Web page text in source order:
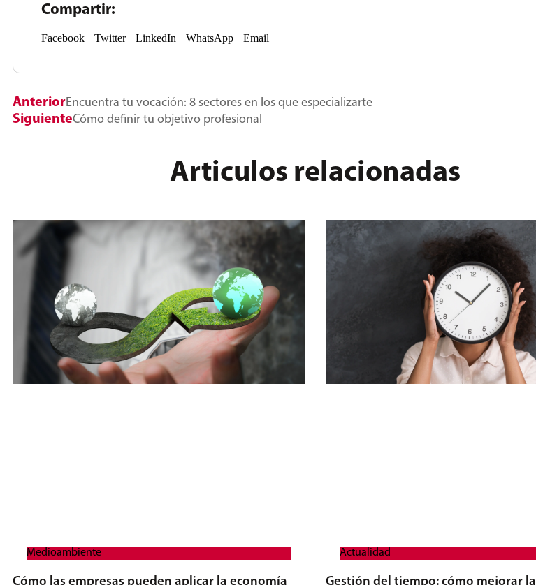
Compartir:
Facebook Twitter LinkedIn WhatsApp Email
AnteriorEncuentra tu vocación: 8 sectores en los que especializarte
SiguienteCómo definir tu objetivo profesional
Articulos relacionadas
Medioambiente
Cómo las empresas pueden aplicar la economía
Actualidad
Gestión del tiempo: cómo mejorar la